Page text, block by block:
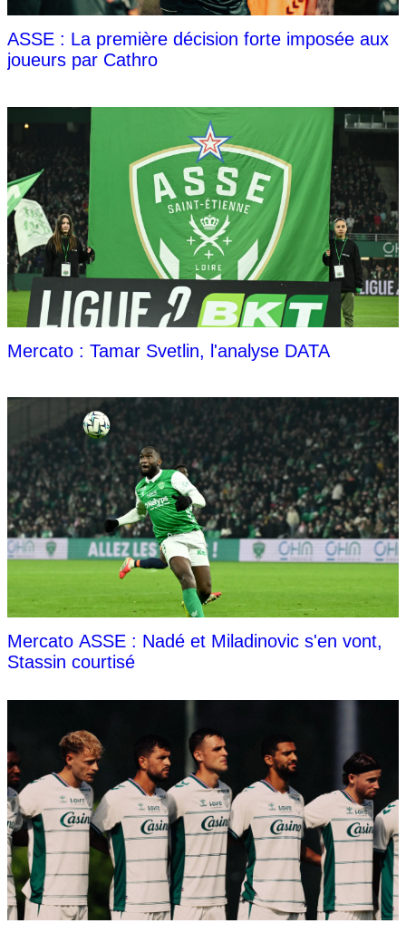
ASSE : La première décision forte imposée aux
joueurs par Cathro
Mercato : Tamar Svetlin, l'analyse DATA
Mercato ASSE : Nadé et Miladinovic s'en vont,
Stassin courtisé